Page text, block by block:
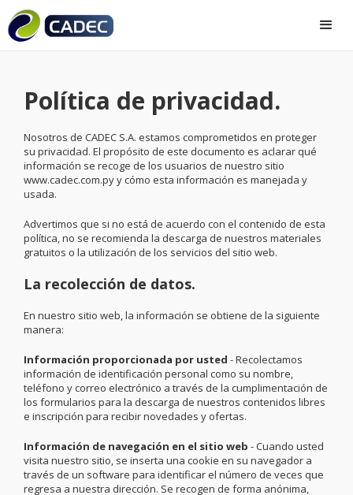
Política de privacidad.
Nosotros de CADEC S.A. estamos comprometidos en proteger
su privacidad. El propósito de este documento es aclarar qué
información se recoge de los usuarios de nuestro sitio
www.cadec.com.py y cómo esta información es manejada y
usada.
Advertimos que si no está de acuerdo con el contenido de esta
política, no se recomienda la descarga de nuestros materiales
gratuitos o la utilización de los servicios del sitio web.
La recolección de datos.
En nuestro sitio web, la información se obtiene de la siguiente
manera:
Información proporcionada por usted - Recolectamos
información de identificación personal como su nombre,
teléfono y correo electrónico a través de la cumplimentación de
los formularios para la descarga de nuestros contenidos libres
e inscripción para recibir novedades y ofertas.
Información de navegación en el sitio web - Cuando usted
visita nuestro sitio, se inserta una cookie en su navegador a
través de un software para identificar el número de veces que
regresa a nuestra dirección. Se recogen de forma anónima,